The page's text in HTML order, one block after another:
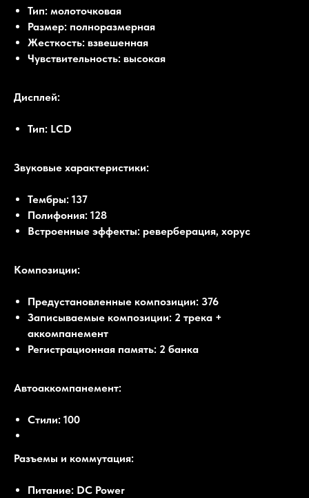
Тип: молоточковая
Размер: полноразмерная
Жесткость: взвешенная
Чувствительность: высокая
Дисплей:
Тип: LCD
Звуковые характеристики:
Тембры: 137
Полифония: 128
Встроенные эффекты: реверберация, хорус
Композиции:
Предустановленные композиции: 376
Записываемые композиции: 2 трека +
аккомпанемент
Регистрационная память: 2 банка
Автоаккомпанемент:
Стили: 100
Разъемы и коммутация:
Питание: DC Power